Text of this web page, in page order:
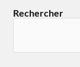
Rechercher